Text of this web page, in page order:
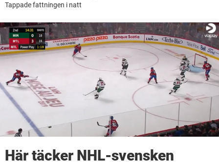
Tappade fattningen i natt
Här täcker NHL-svensken